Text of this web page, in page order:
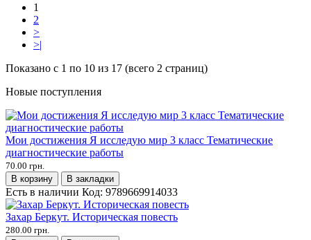
1
2
>
>|
Показано с 1 по 10 из 17 (всего 2 страниц)
Новые поступления
Мои достижения Я исследую мир 3 класс Тематические
диагностические работы
70.00 грн.
В корзину
В закладки
Есть в наличии Код: 9789669914033
Захар Беркут. Историческая повесть
280.00 грн.